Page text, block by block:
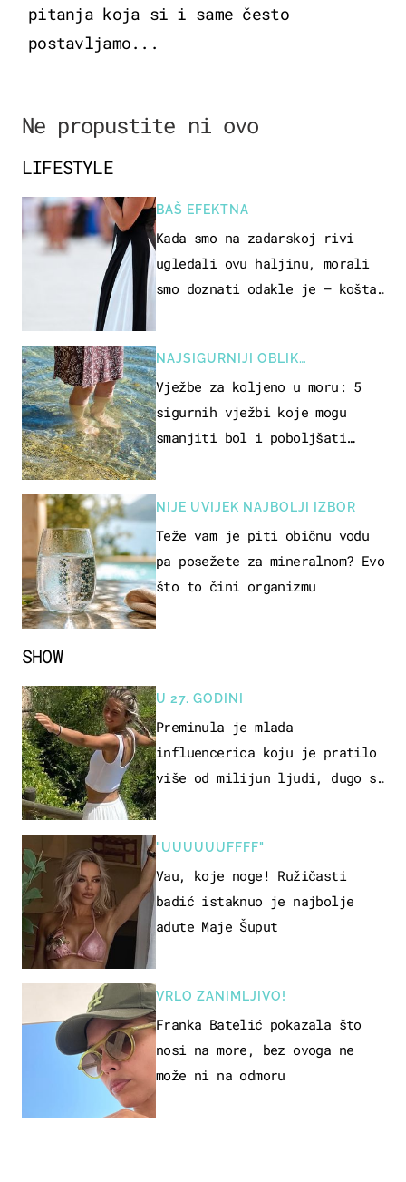
pitanja koja si i same često
postavljamo...
Ne propustite ni ovo
SHOW
U 27. GODINI
Preminula je mlada
influencerica koju je pratilo
više od milijun ljudi, dugo se
"UUUUUUFFFF"
Vau, koje noge! Ružičasti
badić istaknuo je najbolje
adute Maje Šuput
VRLO ZANIMLJIVO!
Franka Batelić pokazala što
nosi na more, bez ovoga ne
može ni na odmoru
LIFESTYLE
BAŠ EFEKTNA
Kada smo na zadarskoj rivi
ugledali ovu haljinu, morali
smo doznati odakle je – košta
NAJSIGURNIJI OBLIK
REKREACIJE
Vježbe za koljeno u moru: 5
sigurnih vježbi koje mogu
smanjiti bol i poboljšati
NIJE UVIJEK NAJBOLJI IZBOR
Teže vam je piti običnu vodu
pa posežete za mineralnom? Evo
što to čini organizmu